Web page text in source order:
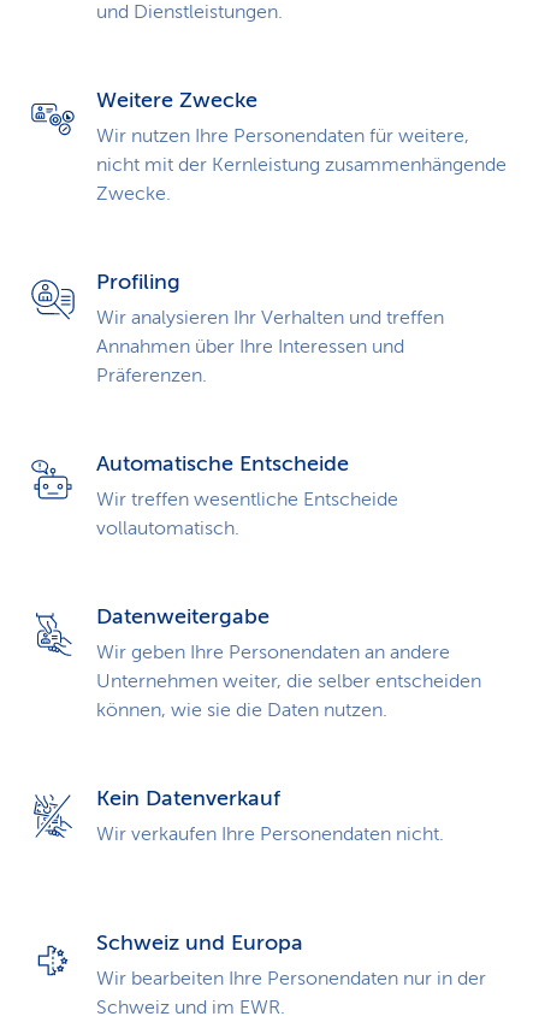
und Dienstleistungen.
Weitere Zwecke
Wir nutzen Ihre Personendaten für weitere,
nicht mit der Kernleistung zusammen­hängende
Zwecke.
Profiling
Wir analysieren Ihr Verhalten und treffen
Annahmen über Ihre Interessen und
Präferenzen.
Automatische Entscheide
Wir treffen wesentliche Entscheide
vollautomatisch.
Datenweitergabe
Wir geben Ihre Personendaten an andere
Unternehmen weiter, die selber entscheiden
können, wie sie die Daten nutzen.
Kein Datenverkauf
Wir verkaufen Ihre Personendaten nicht.
Schweiz und Europa
Wir bearbeiten Ihre Personendaten nur in der
Schweiz und im EWR.